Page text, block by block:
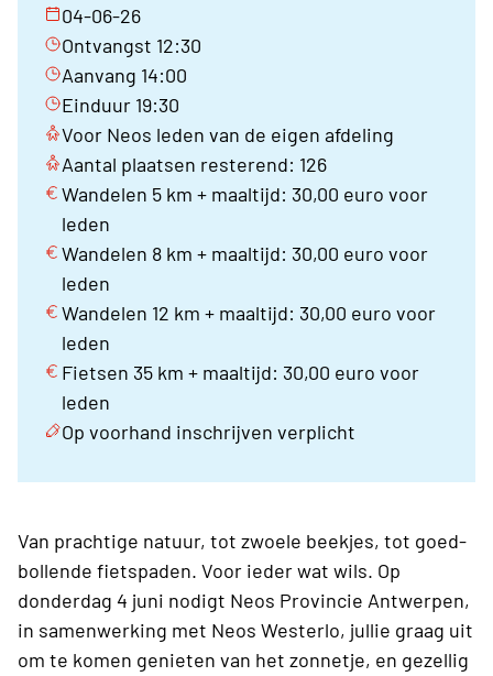
04-06-26
Ontvangst 12:30
Aanvang 14:00
Einduur 19:30
Voor Neos leden van de eigen afdeling
Aantal plaatsen resterend: 126
Wandelen 5 km + maaltijd: 30,00 euro voor
leden
Wandelen 8 km + maaltijd: 30,00 euro voor
leden
Wandelen 12 km + maaltijd: 30,00 euro voor
leden
Fietsen 35 km + maaltijd: 30,00 euro voor
leden
Op voorhand inschrijven verplicht
Van prachtige natuur, tot zwoele beekjes, tot goed-
bollende fietspaden. Voor ieder wat wils. Op
donderdag 4 juni nodigt Neos Provincie Antwerpen,
in samenwerking met Neos Westerlo, jullie graag uit
om te komen genieten van het zonnetje, en gezellig